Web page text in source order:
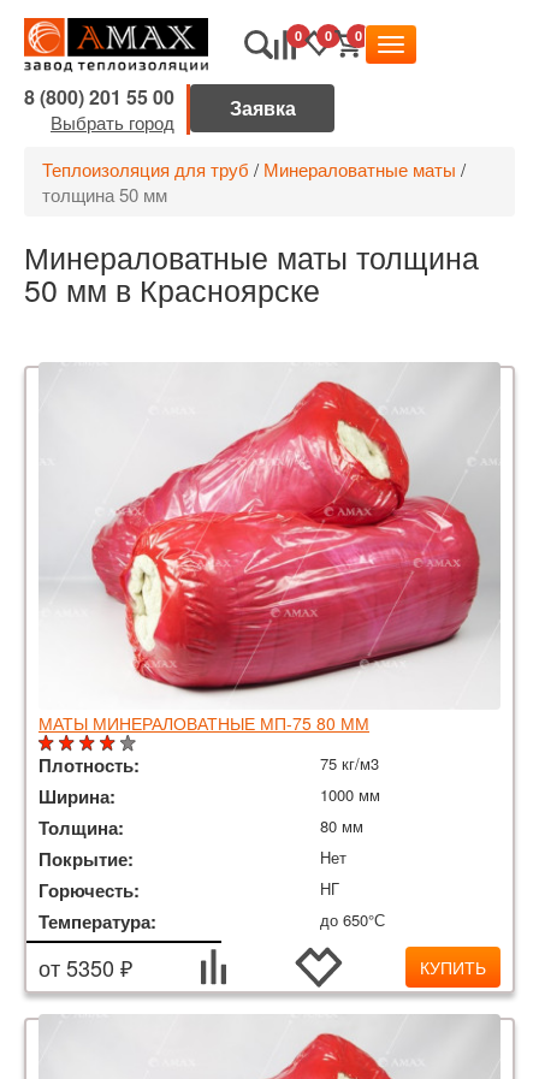
0 0 0
8 (800) 201 55 00
Выбрать город
Теплоизоляция для труб / Минераловатные маты /
толщина 50 мм
Минераловатные маты толщина
50 мм в Красноярске
МАТЫ МИНЕРАЛОВАТНЫЕ МП-75 80 ММ
Плотность: 75 кг/м3
Ширина: 1000 мм
Толщина: 80 мм
Покрытие: Нет
Горючесть: НГ
Температура: до 650°С
от 5350 ₽ КУПИТЬ